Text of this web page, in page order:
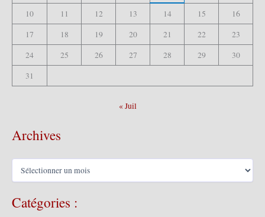
10
11 12 13 14 15
16
17
18 19 20 21 22
23
24
25 26 27 28 29
30
31
« Juil
Archives
A
h
Catégories :